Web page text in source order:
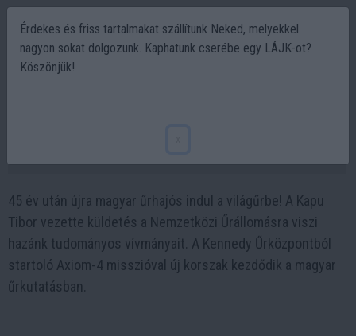
45 év után újra magyar űrhajós indul a világűrbe! A Kapu
Tibor vezette küldetés a Nemzetközi Űrállomásra viszi
hazánk tudományos vívmányait. A Kennedy Űrközpontból
startoló Axiom-4 misszióval új korszak kezdődik a magyar
űrkutatásban.
Érdekes és friss tartalmakat szállítunk Neked, melyekkel
nagyon sokat dolgozunk. Kaphatunk cserébe egy LÁJK-ot?
Köszönjük!